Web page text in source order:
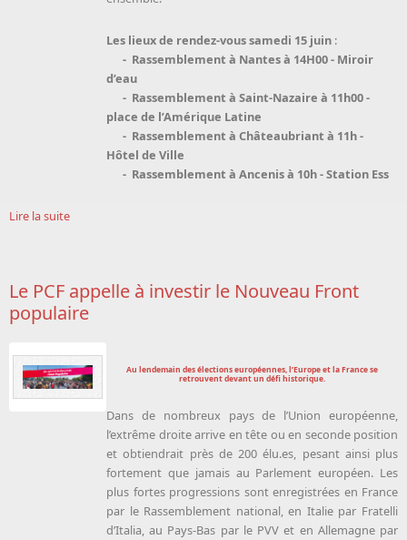
Les lieux de rendez-vous samedi 15 juin :
- Rassemblement à Nantes à 14H00 - Miroir
d’eau
- Rassemblement à Saint-Nazaire à 11h00 -
place de l’Amérique Latine
- Rassemblement à Châteaubriant à 11h -
Hôtel de Ville
- Rassemblement à Ancenis à 10h - Station Ess
Lire la suite
Le PCF appelle à investir le Nouveau Front
populaire
Au lendemain des élections européennes, l’Europe et la France se
retrouvent devant un défi historique.
Dans de nombreux pays de l’Union européenne,
l’extrême droite arrive en tête ou en seconde position
et obtiendrait près de 200 élu.es, pesant ainsi plus
fortement que jamais au Parlement européen. Les
plus fortes progressions sont enregistrées en France
par le Rassemblement national, en Italie par Fratelli
d’Italia, au Pays-Bas par le PVV et en Allemagne par